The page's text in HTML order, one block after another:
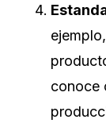
conoce